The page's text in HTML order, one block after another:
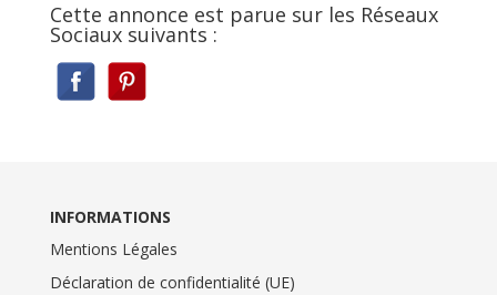
Cette annonce est parue sur les Réseaux
Sociaux suivants :
INFORMATIONS
Mentions Légales
Déclaration de confidentialité (UE)